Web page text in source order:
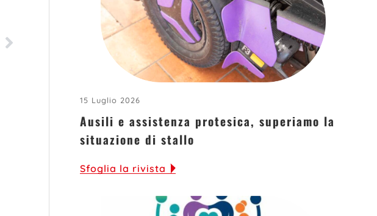
15 Luglio 2026
Ausili e assistenza protesica, superiamo la
situazione di stallo
Sfoglia la rivista